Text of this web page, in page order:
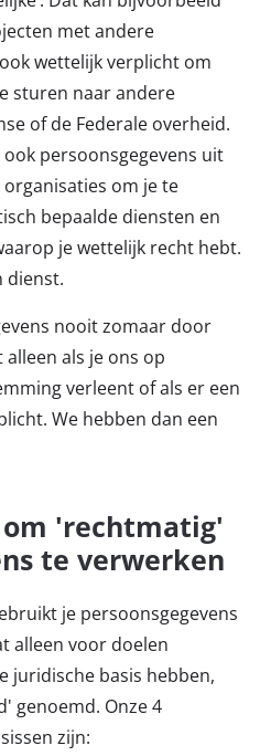
met andere
wettelijk verplicht om
sturen naar andere
of de Federale overheid.
persoonsgegevens uit
om je te
bepaalde diensten en
je wettelijk recht hebt.
dienst.
nooit zomaar door
als je ons op
verleent of als er een
We hebben dan een
om 'rechtmatig'
te verwerken
je persoonsgegevens
alleen voor doelen
juridische basis hebben,
genoemd. Onze 4
zijn: